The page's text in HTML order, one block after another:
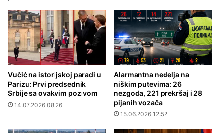
Vučić na istorijskoj paradi u
Parizu: Prvi predsednik
Srbije sa ovakvim pozivom
14.07.2026 08:26
Alarmantna nedelja na
niškim putevima: 26
nezgoda, 221 prekršaj i 28
pijanih vozača
15.06.2026 12:52